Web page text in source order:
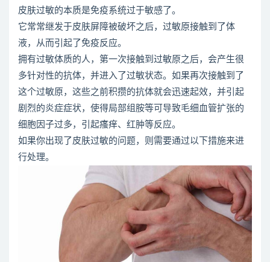
皮肤过敏的本质是免疫系统过于敏感了。
它常常继发于皮肤屏障被破坏之后，过敏原接触到了体
液，从而引起了免疫反应。
拥有过敏体质的人，第一次接触到过敏原之后，会产生很
多针对性的抗体，并进入了过敏状态。如果再次接触到了
这个过敏原，这些之前积攒的抗体就会迅速起效，并引起
剧烈的炎症症状，使得局部组胺等可导致毛细血管扩张的
细胞因子过多，引起瘙痒、红肿等反应。
如果你出现了皮肤过敏的问题，则需要通过以下措施来进
行处理。